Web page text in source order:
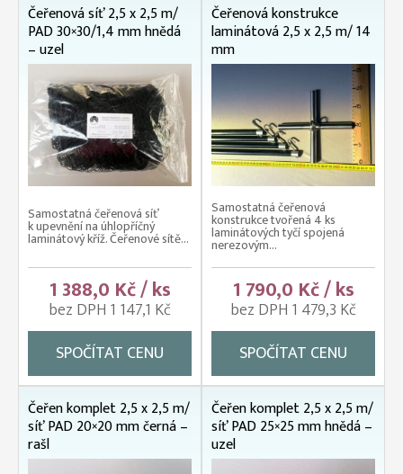
Čeřenová síť 2,5 x 2,5 m/
PAD 30×30/1,4 mm hnědá
– uzel
Samostatná čeřenová síť
k upevnění na úhlopříčný
laminátový kříž. Čeřenové sítě...
1 388,0 Kč / ks
bez DPH 1 147,1 Kč
SPOČÍTAT CENU
Čeřenová konstrukce
laminátová 2,5 x 2,5 m/ 14
mm
Samostatná čeřenová
konstrukce tvořená 4 ks
laminátových tyčí spojená
nerezovým...
1 790,0 Kč / ks
bez DPH 1 479,3 Kč
SPOČÍTAT CENU
Čeřen komplet 2,5 x 2,5 m/
síť PAD 20×20 mm černá –
rašl
Čeřen komplet 2,5 x 2,5 m/
síť PAD 25×25 mm hnědá –
uzel